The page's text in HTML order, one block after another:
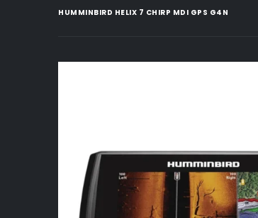
HUMMINBIRD HELIX 7 CHIRP MDI GPS G4N